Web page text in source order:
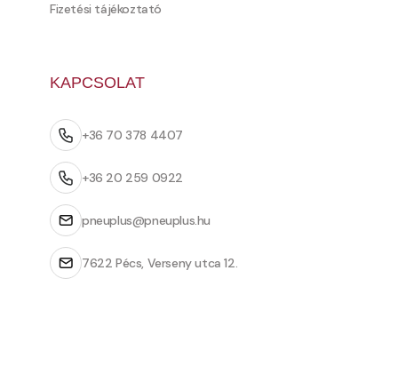
Fizetési tájékoztató
KAPCSOLAT
+36 70 378 4407
+36 20 259 0922
pneuplus@pneuplus.hu
7622 Pécs, Verseny utca 12.